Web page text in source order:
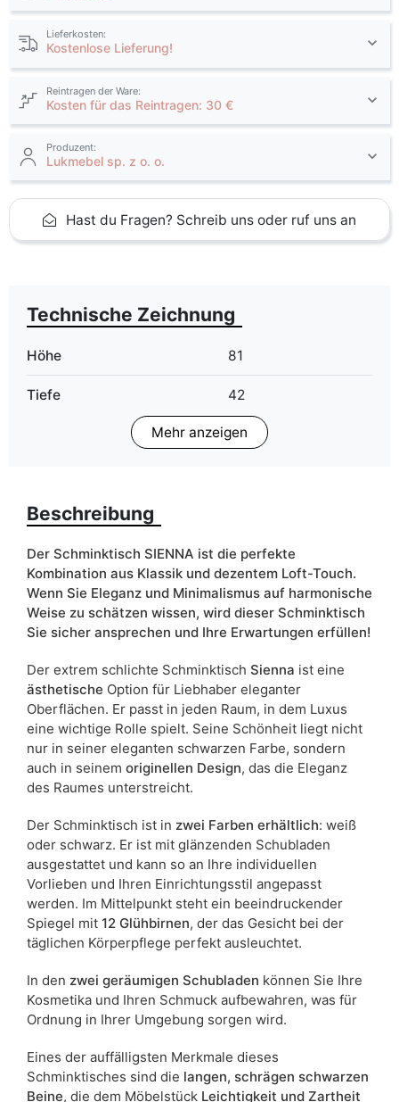
Lieferkosten:
Kostenlose Lieferung!
Reintragen der Ware:
Kosten für das Reintragen: 30 €
Produzent:
Lukmebel sp. z o. o.
Hast du Fragen? Schreib uns oder ruf uns an
Technische Zeichnung
Höhe 81
Tiefe 42
LED Beleuchtung Im Preis
Farbe
Schubladen ja
Breite 100
ean13 5905723914304
Liefertermin: 7 Werktage
Aufgrund des Produktionsprozesses und der
Materialeigenschaften sind Maßabweichungen von +/- 2–3 cm
möglich.
Mehr anzeigen
Beschreibung
Der Schminktisch SIENNA ist die perfekte
Kombination aus Klassik und dezentem Loft-Touch.
Wenn Sie Eleganz und Minimalismus auf harmonische
Weise zu schätzen wissen, wird dieser Schminktisch
Sie sicher ansprechen und Ihre Erwartungen erfüllen!
Der extrem schlichte Schminktisch Sienna ist eine
ästhetische Option für Liebhaber eleganter
Oberflächen. Er passt in jeden Raum, in dem Luxus
eine wichtige Rolle spielt. Seine Schönheit liegt nicht
nur in seiner eleganten schwarzen Farbe, sondern
auch in seinem originellen Design, das die Eleganz
des Raumes unterstreicht.
Der Schminktisch ist in zwei Farben erhältlich: weiß
oder schwarz. Er ist mit glänzenden Schubladen
ausgestattet und kann so an Ihre individuellen
Vorlieben und Ihren Einrichtungsstil angepasst
werden. Im Mittelpunkt steht ein beeindruckender
Spiegel mit 12 Glühbirnen, der das Gesicht bei der
täglichen Körperpflege perfekt ausleuchtet.
In den zwei geräumigen Schubladen können Sie Ihre
Kosmetika und Ihren Schmuck aufbewahren, was für
Ordnung in Ihrer Umgebung sorgen wird.
Eines der auffälligsten Merkmale dieses
Schminktisches sind die langen, schrägen schwarzen
Beine, die dem Möbelstück Leichtigkeit und Zartheit